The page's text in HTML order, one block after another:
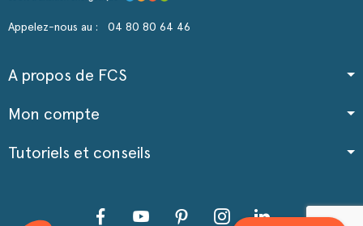
Appelez-nous au : 04 80 80 64 46
A propos de FCS
Mon compte
Tutoriels et conseils
FacebookYouTube PinterestInstagramLinkedIn